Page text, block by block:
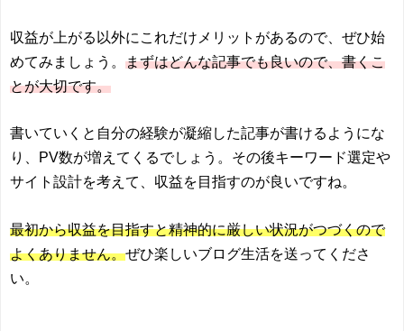
収益が上がる以外にこれだけメリットがあるので、ぜひ始
めてみましょう。 まずはどんな記事でも良いので、書くこ
とが大切です。
書いていくと自分の経験が凝縮した記事が書けるようにな
り、PV数が増えてくるでしょう。その後キーワード選定や
サイト設計を考えて、収益を目指すのが良いですね。
最初から収益を目指すと精神的に厳しい状況がつづくので
よくありません。ぜひ楽しいブログ生活を送ってくださ
い。